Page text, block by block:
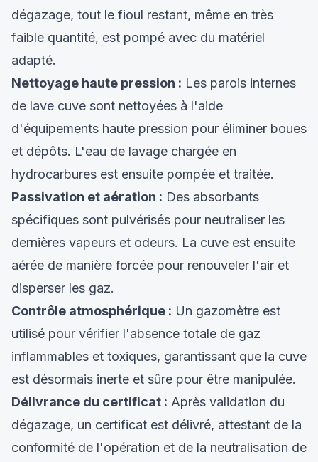
dégazage, tout le fioul restant, même en très
faible quantité, est pompé avec du matériel
adapté.
Nettoyage haute pression : Les parois internes
de lave cuve sont nettoyées à l'aide
d'équipements haute pression pour éliminer boues
et dépôts. L'eau de lavage chargée en
hydrocarbures est ensuite pompée et traitée.
Passivation et aération : Des absorbants
spécifiques sont pulvérisés pour neutraliser les
dernières vapeurs et odeurs. La cuve est ensuite
aérée de manière forcée pour renouveler l'air et
disperser les gaz.
Contrôle atmosphérique : Un gazomètre est
utilisé pour vérifier l'absence totale de gaz
inflammables et toxiques, garantissant que la cuve
est désormais inerte et sûre pour être manipulée.
Délivrance du certificat : Après validation du
dégazage, un certificat est délivré, attestant de la
conformité de l'opération et de la neutralisation de